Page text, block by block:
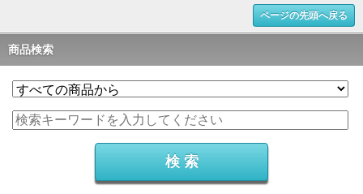
ページの先頭へ戻る
商品検索